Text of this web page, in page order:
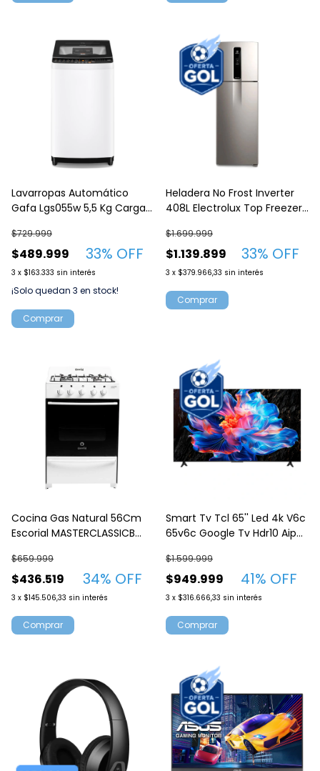
Lavarropas Automático
Gafa Lgs055w 5,5 Kg Carga
$489.999
$729.999
33% OFF
3 x $163.333 sin interés
¡Solo quedan 3 en stock!
Comprar
Heladera No Frost Inverter
408L Electrolux Top Freezer
$1.139.899
$1.699.999
33% OFF
3 x $379.966,33 sin interés
Cocina Gas Natural 56Cm
Escorial MASTERCLASSICB
$436.519
$659.999
34% OFF
3 x $145.506,33 sin interés
Smart Tv Tcl 65'' Led 4k V6c
65v6c Google Tv Hdr10 Aipq
$949.999
$1.599.999
41% OFF
3 x $316.666,33 sin interés